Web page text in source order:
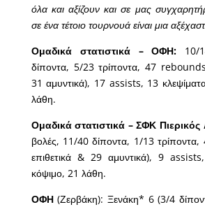
όλα και αξίζουν και σε μας
σε ένα τέτοιο τουρνουά είναι μια
Ομαδικά στατιστικά – ΟΦΗ: 10/
δίποντα, 5/23 τρίποντα, 47
31 αμυντικά), 17 assists, 13
λάθη.
Ομαδικά στατιστικά – ΣΦΚ
βολές, 11/40 δίποντα, 1/13
επιθετικά & 29 αμυντικά), 9
κόψιμο, 21 λάθη.
ΟΦΗ(Ζερβάκη): Ξενάκη* 6 (3/4